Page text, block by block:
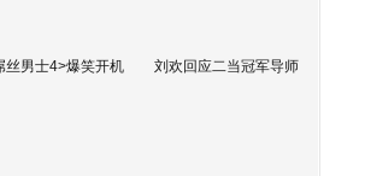
丝男士4>爆笑开机 刘欢回应二当冠军导师